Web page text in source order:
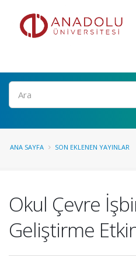
Ara
ANA SAYFA SON EKLENEN YAYINLAR
Okul Çevre
Geliştirme